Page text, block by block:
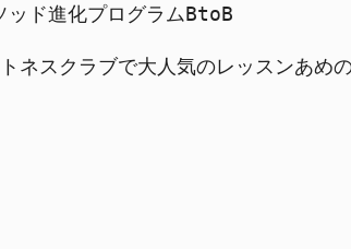
ッド進化プログラムBtoB
ネスクラブで大人気のレッスンあ